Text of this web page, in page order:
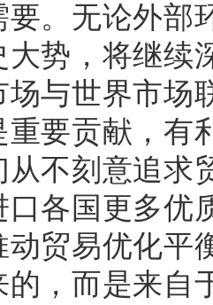
要。无论外部
大势，将继续
场与世界市场
重要贡献，有
从不刻意追求
口各国更多优
动贸易优化平
的，而是来自